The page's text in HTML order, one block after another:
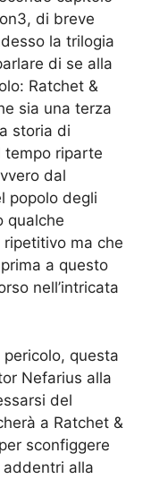
di breve
la trilogia
di se alla
Ratchet &
sia una terza
storia di
tempo riparte
dal
popolo degli
qualche
ma che
a questo
nell’intricata
pericolo, questa
Nefarius alla
del
a Ratchet &
sconfiggere
addentri alla